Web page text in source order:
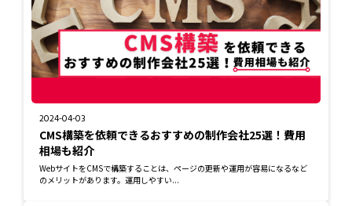
2024-04-03
CMS構築を依頼できるおすすめの制作会社25選！費用
相場も紹介
WebサイトをCMSで構築することは、ページの更新や運用が容易になるなど
のメリットがあります。運用しやすい...